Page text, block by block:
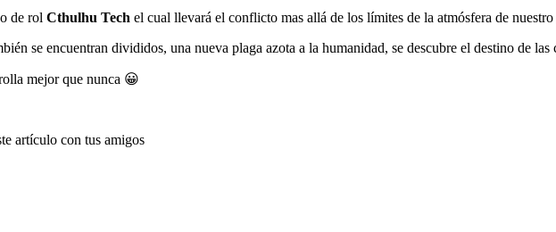
de rol Cthulhu Tech el cual llevará el conflicto mas allá de los límites de la atmósfera de nuestro
se encuentran divididos, una nueva plaga azota a la humanidad, se descubre el destino de las
mejor que nunca 😀
artículo con tus amigos